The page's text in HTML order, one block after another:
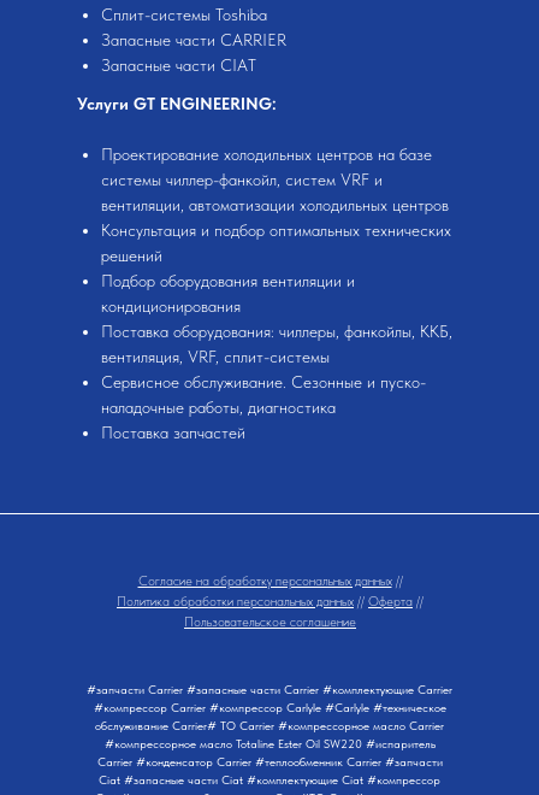
#запчасти Carrier #запасные части Carrier #комплектующие Carrier
#компрессор Carrier #компрессор Carlyle #Carlyle #техническое
обслуживание Carrier# ТО Carrier #компрессорное масло Carrier
#компрессорное масло Totaline Ester Oil SW220 #испаритель
Carrier #конденсатор Carrier #теплообменник Carrier #запчасти
Ciat #запасные части Ciat #комплектующие Ciat #компрессор
Сплит-системы Toshiba
Запасные части CARRIER
Запасные части CIAT
Услуги GT ENGINEERING:
Проектирование холодильных центров на базе
системы чиллер-фанкойл, систем VRF и
вентиляции, автоматизации холодильных центров
Консультация и подбор оптимальных технических
решений
Подбор оборудования вентиляции и
кондиционирования
Поставка оборудования: чиллеры, фанкойлы, ККБ,
вентиляция, VRF, сплит-системы
Сервисное обслуживание. Сезонные и пуско-
наладочные работы, диагностика
Поставка запчастей
Согласие на обработку персональных данных//
Политика обработки персональных данных // Оферта //
Пользовательское соглашение